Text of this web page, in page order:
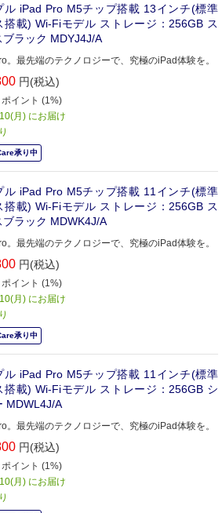
ル iPad Pro M5チップ搭載 13インチ(標準
搭載) Wi-Fiモデル ストレージ：256GB ス
ブラック MDYJ4J/A
。最先端のテクノロジーで、究極のiPad体験を。
円(税込)
ポイント (1%)
月) にお届け
承り中
ル iPad Pro M5チップ搭載 11インチ(標準
搭載) Wi-Fiモデル ストレージ：256GB ス
ブラック MDWK4J/A
。最先端のテクノロジーで、究極のiPad体験を。
円(税込)
ポイント (1%)
月) にお届け
承り中
ル iPad Pro M5チップ搭載 11インチ(標準
搭載) Wi-Fiモデル ストレージ：256GB シ
MDWL4J/A
。最先端のテクノロジーで、究極のiPad体験を。
円(税込)
ポイント (1%)
月) にお届け